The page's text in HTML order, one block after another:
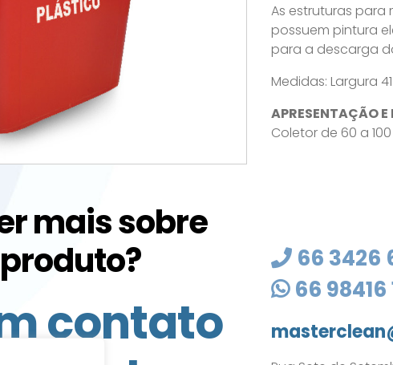
As estruturas
possuem pintura
para a descarga
Medidas: Largura
APRESENTAÇÃO
Coletor de 60 a 100
mais sobre
contato
66 3426
66 98416